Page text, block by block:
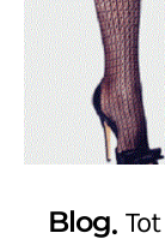
Blog